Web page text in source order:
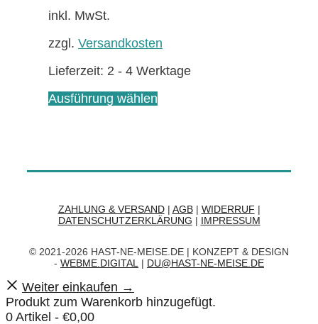
der
gewählt
werden
inkl. MwSt.
zzgl. Versandkosten
Lieferzeit: 2 - 4 Werktage
Ausführung wählen
auf.
können
der
Produktseite
ZAHLUNG & VERSAND| AGB| WIDERRUF |
DATENSCHUTZERKLÄRUNG | IMPRESSUM
© 2021-2026 HAST-NE-MEISE.DE | KONZEPT & DESIGN
- WEBME.DIGITAL | DU@HAST-NE-MEISE.DE
Weiter einkaufen →
Produkt zum Warenkorb hinzugefügt.
0 Artikel - €0,00